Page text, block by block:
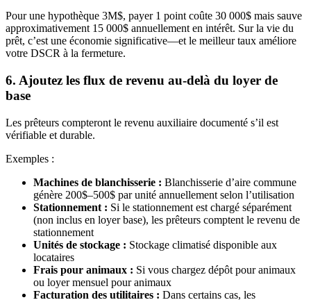
Pour une hypothèque 3M$, payer 1 point coûte 30 000$ mais sauve
approximativement 15 000$ annuellement en intérêt. Sur la vie du
prêt, c’est une économie significative—et le meilleur taux améliore
votre DSCR à la fermeture.
6. Ajoutez les flux de revenu au-delà du loyer de
base
Les prêteurs compteront le revenu auxiliaire documenté s’il est
vérifiable et durable.
Exemples :
Machines de blanchisserie : Blanchisserie d’aire commune
génère 200$–500$ par unité annuellement selon l’utilisation
Stationnement : Si le stationnement est chargé séparément
(non inclus en loyer base), les prêteurs comptent le revenu de
stationnement
Unités de stockage : Stockage climatisé disponible aux
locataires
Frais pour animaux : Si vous chargez dépôt pour animaux
ou loyer mensuel pour animaux
Facturation des utilitaires : Dans certains cas, les